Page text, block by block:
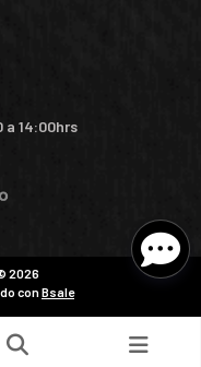
a 14:00hrs
2026
conBsale